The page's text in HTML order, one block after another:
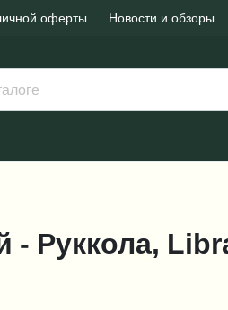
оферты Новости и обзоры
- Руккола,